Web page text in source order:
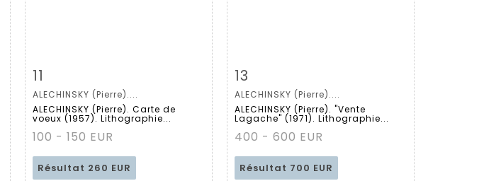
Fiche détaillée
11
ALECHINSKY (Pierre)....
ALECHINSKY (Pierre). Carte de
voeux (1957). Lithographie...
100 - 150 EUR
Résultat 260 EUR
Fiche détaillée
13
ALECHINSKY (Pierre)....
ALECHINSKY (Pierre). "Vente
Lagache" (1971). Lithographie...
400 - 600 EUR
Résultat 700 EUR